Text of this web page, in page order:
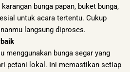
bunga papan, buket bunga,
untuk acara tertentu. Cukup
langsung diproses.
menggunakan bunga segar yang
petani lokal. Ini memastikan setiap